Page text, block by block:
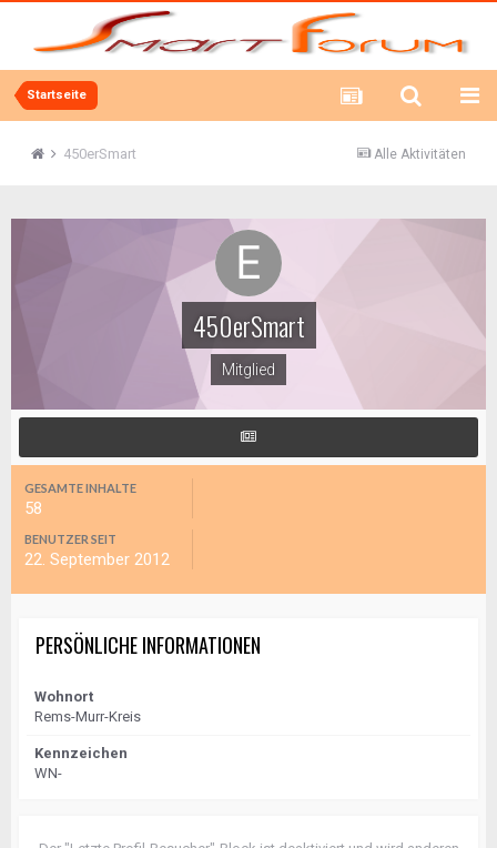
Startseite
Alle Aktivitäten
450erSmart
450erSmart
Mitglied
GESAMTE INHALTE
58
BENUTZER SEIT
22. September 2012
PERSÖNLICHE INFORMATIONEN
Wohnort
Rems-Murr-Kreis
Kennzeichen
WN-